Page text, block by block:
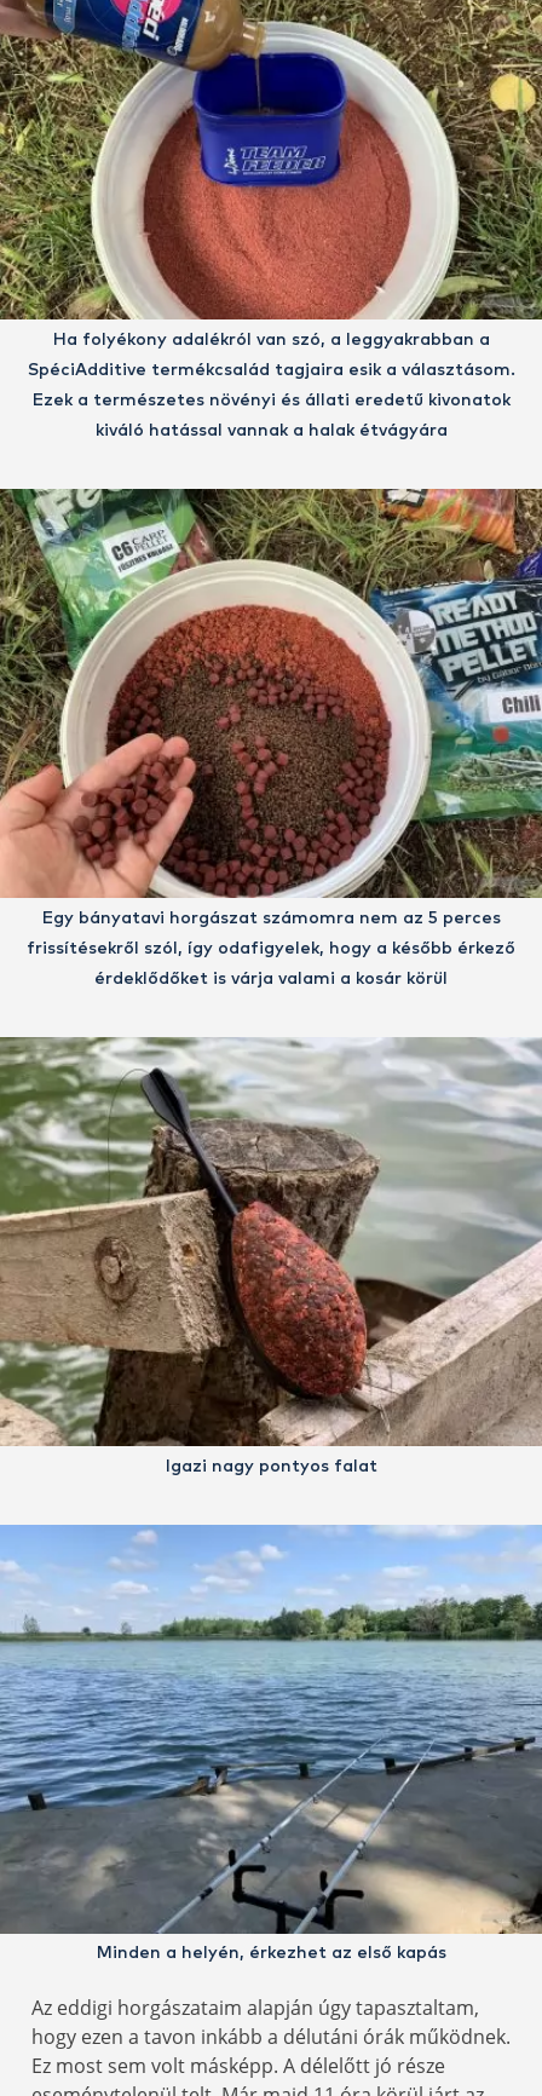
Ha folyékony adalékról van szó, a leggyakrabban a
SpéciAdditive termékcsalád tagjaira esik a választásom.
Ezek a természetes növényi és állati eredetű kivonatok
kiváló hatással vannak a halak étvágyára
Egy bányatavi horgászat számomra nem az 5 perces
frissítésekről szól, így odafigyelek, hogy a később érkező
érdeklődőket is várja valami a kosár körül
Igazi nagy pontyos falat
Minden a helyén, érkezhet az első kapás
Az eddigi horgászataim alapján úgy tapasztaltam,
hogy ezen a tavon inkább a délutáni órák működnek.
Ez most sem volt másképp. A délelőtt jó része